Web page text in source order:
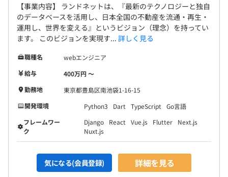
3カ月（条件などの変更はありません）
【事業内容】 ランドネットは、『最新のテクノロジーと独自
のデータベースを活用し、日本全国の不動産を流通・再生・
運用し、世界を変える』というビジョン（理念）を持ってい
ます。 このビジョンを実現す... 詳しく見る
職種名
webエンジニア
給与
400万円 〜
勤務地
東京都豊島区南池袋1-16-15
開発環境
Python3 Dart TypeScript
Go言語
フレームワー
ク
Django React Vue.js Flutter
Next.js
Nuxt.js
気になる(会員登録) 詳細を見る